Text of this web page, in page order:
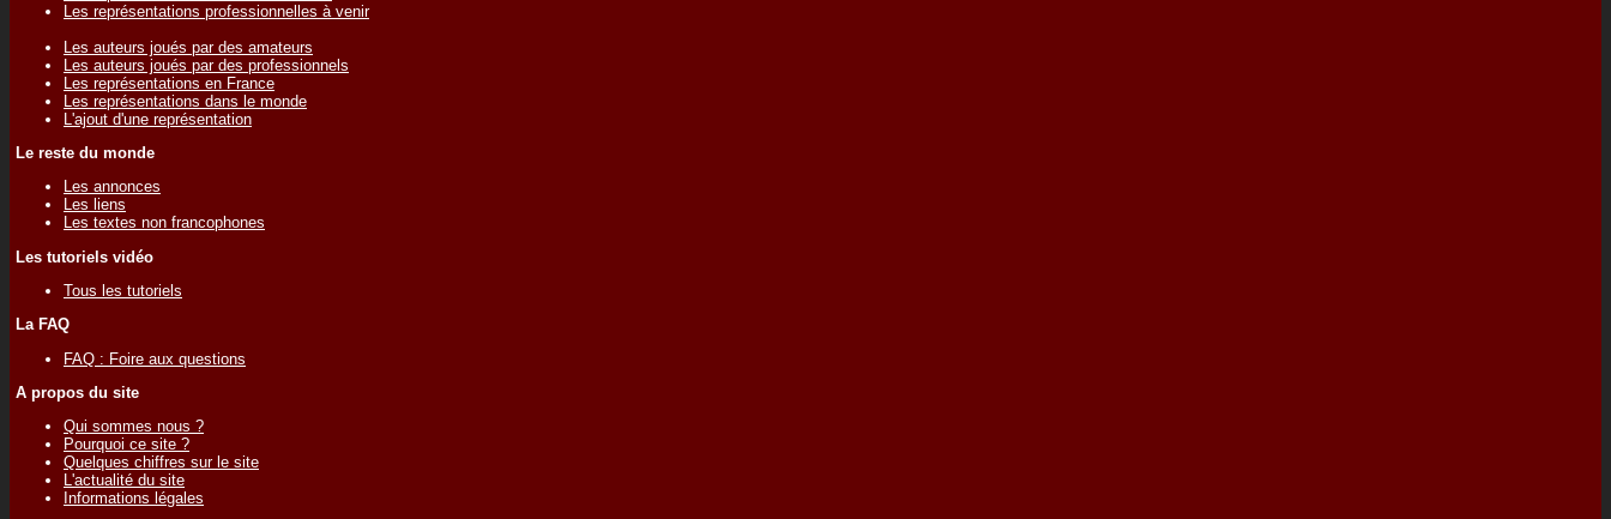
Les représentations professionnelles à venir
Les auteurs joués par des amateurs
Les auteurs joués par des professionnels
Les représentations en France
Les représentations dans le monde
L'ajout d'une représentation
Le reste du monde
Les annonces
Les liens
Les textes non francophones
Les tutoriels vidéo
Tous les tutoriels
La FAQ
FAQ : Foire aux questions
A propos du site
Qui sommes nous ?
Pourquoi ce site ?
Quelques chiffres sur le site
L'actualité du site
Informations légales